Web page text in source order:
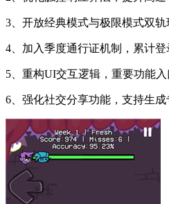
3、开放经典模式与极限模式双
4、加入季度通行证机制，累计
5、重构UI交互逻辑，重要功能
6、强化社交分享功能，支持生